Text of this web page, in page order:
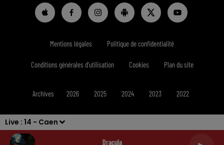
Live : 14 - Caen
Dracula
Mentions légales Politique de confidentialité
Conditions générales d'utilisation Cookies Plan du site
Archives 2026 2025 2024 2023 2022